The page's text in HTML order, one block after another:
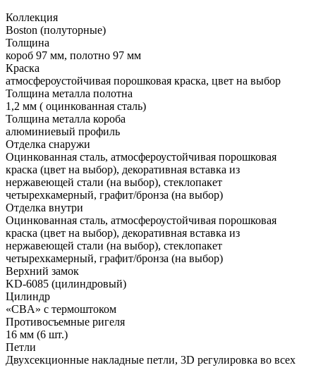
Коллекция
Boston (полуторные)
Толщина
короб 97 мм, полотно 97 мм
Краска
атмосфероустойчивая порошковая краска, цвет на выбор
Толщина металла полотна
1,2 мм ( оцинкованная сталь)
Толщина металла короба
алюминиевый профиль
Отделка снаружи
Оцинкованная сталь, атмосфероустойчивая порошковая
краска (цвет на выбор), декоративная вставка из
нержавеющей стали (на выбор), стеклопакет
четырехкамерный, графит/бронза (на выбор)
Отделка внутри
Оцинкованная сталь, атмосфероустойчивая порошковая
краска (цвет на выбор), декоративная вставка из
нержавеющей стали (на выбор), стеклопакет
четырехкамерный, графит/бронза (на выбор)
Верхний замок
KD-6085 (цилиндровый)
Цилиндр
«CBA» с термоштоком
Противосъемные ригеля
16 мм (6 шт.)
Петли
Двухсекционные накладные петли, 3D регулировка во всех